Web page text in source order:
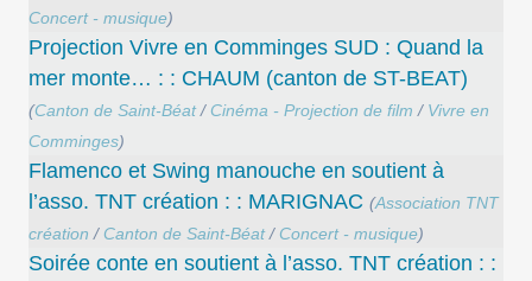
Concert - musique)
Projection Vivre en Comminges SUD : Quand la
mer monte… : : CHAUM (canton de ST-BEAT)
(Canton de Saint-Béat/ Cinéma - Projection de film / Vivre en
Comminges)
Flamenco et Swing manouche en soutient à
l’asso. TNT création : : MARIGNAC (Association TNT
création / Canton de Saint-Béat/ Concert - musique)
Soirée conte en soutient à l’asso. TNT création : :